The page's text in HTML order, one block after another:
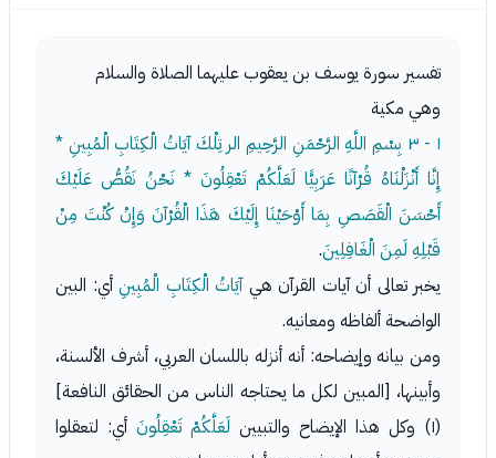
تفسير سورة يوسف بن يعقوب عليهما الصلاة والسلام
وهي مكية
١ - ٣
بِسْمِ اللَّهِ الرَّحْمَنِ الرَّحِيمِ الر تِلْكَ آيَاتُ الْكِتَابِ الْمُبِينِ *
إِنَّا أَنْزَلْنَاهُ قُرْآنًا عَرَبِيًّا لَعَلَّكُمْ تَعْقِلُونَ * نَحْنُ نَقُصُّ عَلَيْكَ
أَحْسَنَ الْقَصَصِ بِمَا أَوْحَيْنَا إِلَيْكَ هَذَا الْقُرْآنَ وَإِنْ كُنْتَ مِنْ
قَبْلِهِ لَمِنَ الْغَافِلِينَ.
يخبر تعالى أن آيات القرآن هيآيَاتُ الْكِتَابِ الْمُبِينِ أي: البين
الواضحة ألفاظه ومعانيه.
ومن بيانه وإيضاحه: أنه أنزله باللسان العربي، أشرف الألسنة،
وأبينها، [المبين لكل ما يحتاجه الناس من الحقائق النافعة]
(١) وكل هذا الإيضاح والتبيين
لَعَلَّكُمْ تَعْقِلُونَ أي: لتعقلوا